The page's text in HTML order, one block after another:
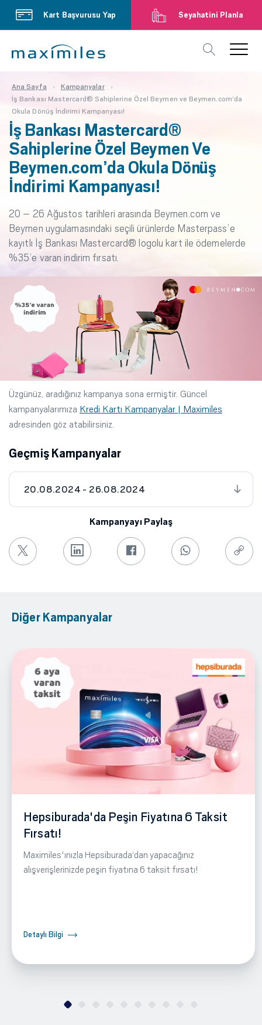
Kart Başvurusu Yap Seyahatini Planla
Ana Sayfa
Kampanyalar
İş Bankası Mastercard® Sahiplerine Özel Beymen ve Beymen.com’da
Okula Dönüş İndirimi Kampanyası!
İş Bankası Mastercard®
Sahiplerine Özel Beymen Ve
Beymen.com’da Okula Dönüş
İndirimi Kampanyası!
20 – 26 Ağustos tarihleri arasında Beymen.com ve
Beymen uygulamasındaki seçili ürünlerde Masterpass’e
kayıtlı İş Bankası Mastercard® logolu kart ile ödemelerde
%35’e varan indirim fırsatı.
Üzgünüz, aradığınız kampanya sona ermiştir. Güncel
kampanyalarımıza Kredi Kartı Kampanyalar | Maximiles
adresinden göz atabilirsiniz.
Geçmiş Kampanyalar
20.08.2024 - 26.08.2024
Kampanyayı Paylaş
Diğer Kampanyalar
Hepsiburada'da Peşin Fiyatına 6 Taksit
Fırsatı!
Maximiles'ınızla Hepsiburada‘dan yapacağınız
alışverişlerinizde peşin fiyatına 6 taksit fırsatı!
Detaylı Bilgi